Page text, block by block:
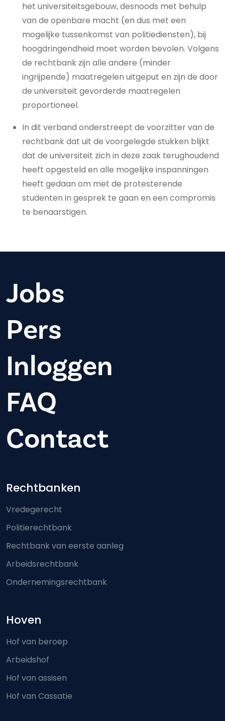
het universiteitsgebouw, desnoods met behulp
van de openbare macht (en dus met een
mogelijke tussenkomst van politiediensten), bij
hoogdringendheid moet worden bevolen. Volgens
de rechtbank zijn alle andere (minder
ingrijpende) maatregelen uitgeput en zijn de door
de universiteit gevorderde maatregelen
proportioneel.
In dit verband onderstreept de voorzitter van de
rechtbank dat uit de voorgelegde stukken blijkt
dat de universiteit zich in deze zaak terughoudend
heeft opgesteld en alle mogelijke inspanningen
heeft gedaan om met de protesterende
studenten in gesprek te gaan en een compromis
te benaarstigen.
Jobs
Pers
Inloggen
FAQ
Contact
Footer-menu
Rechtbanken
Vredegerecht
Politierechtbank
Rechtbank van eerste aanleg
Arbeidsrechtbank
Ondernemingsrechtbank
Hoven
Hof van beroep
Arbeidshof
Hof van assisen
Hof van Cassatie